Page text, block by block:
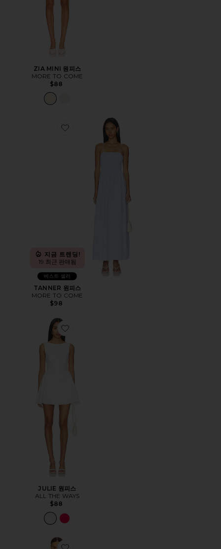
ZIA MINI 원피스
MORE TO COME
$88
Favorite TANNER 원피스
지금 트렌딩!
19 최근 판매됨
베스트 셀러
TANNER 원피스
MORE TO COME
$98
Favorite JULIE 원피스
JULIE 원피스
ALL THE WAYS
$88